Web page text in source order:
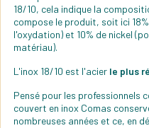
18/10, cela indique la
compose le produit, soit ici
l'oxydation) et 10% de nickel
matériau).
L'inox 18/10 est l'acier le plus
Pensé pour les professionnels
couvert en inox Comas
nombreuses années et ce, en